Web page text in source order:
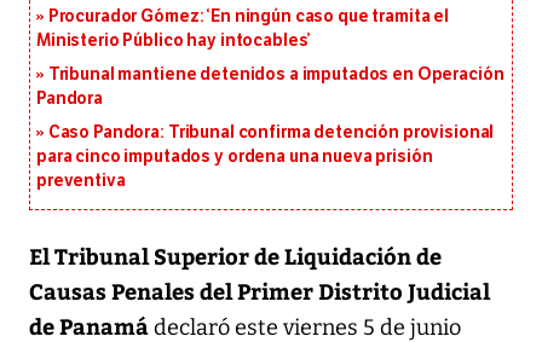
Procurador Gómez: ‘En ningún caso que tramita el
Ministerio Público hay intocables’
Tribunal mantiene detenidos a imputados en Operación
Pandora
Caso Pandora: Tribunal confirma detención provisional
para cinco imputados y ordena una nueva prisión
preventiva
El Tribunal Superior de Liquidación de
Causas Penales del Primer Distrito Judicial
de Panamádeclaró este viernes 5 de junio